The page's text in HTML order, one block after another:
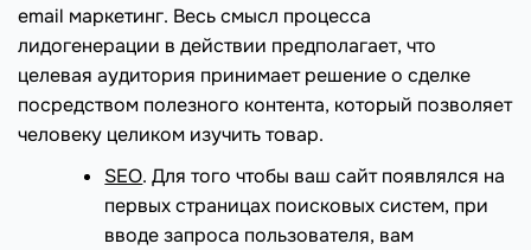
email маркетинг. Весь смысл процесса
лидогенерации в действии предполагает, что
целевая аудитория принимает решение о сделке
посредством полезного контента, который позволяет
человеку целиком изучить товар.
SEO. Для того чтобы ваш сайт появлялся на
первых страницах поисковых систем, при
вводе запроса пользователя, вам